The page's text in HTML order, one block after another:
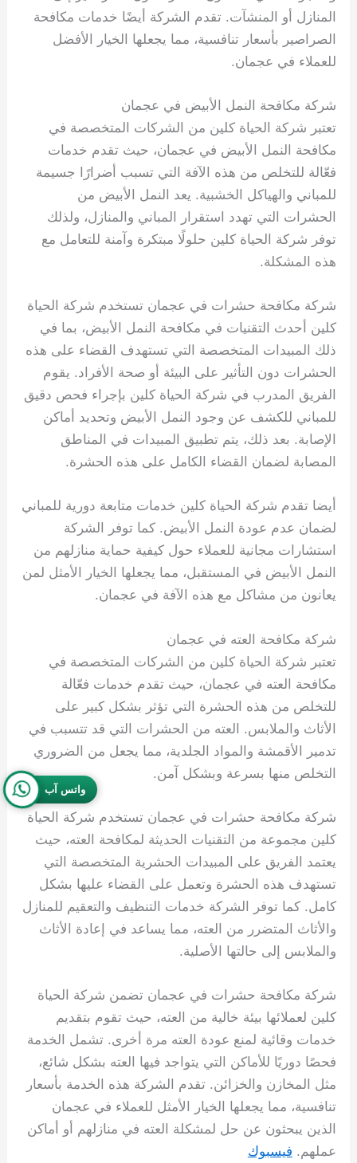
المنازل أو المنشآت. تقدم الشركة أيضًا خدمات مكافحة
الصراصير بأسعار تنافسية، مما يجعلها الخيار الأفضل
للعملاء في عجمان.
شركة مكافحة النمل الأبيض في عجمان
تعتبر شركة الحياة كلين من الشركات المتخصصة في
مكافحة النمل الأبيض في عجمان، حيث تقدم خدمات
فعّالة للتخلص من هذه الآفة التي تسبب أضرارًا جسيمة
للمباني والهياكل الخشبية. يعد النمل الأبيض من
الحشرات التي تهدد استقرار المباني والمنازل، ولذلك
توفر شركة الحياة كلين حلولًا مبتكرة وآمنة للتعامل مع
هذه المشكلة.
شركة مكافحة حشرات في عجمان تستخدم شركة الحياة
كلين أحدث التقنيات في مكافحة النمل الأبيض، بما في
ذلك المبيدات المتخصصة التي تستهدف القضاء على هذه
الحشرات دون التأثير على البيئة أو صحة الأفراد. يقوم
الفريق المدرب في شركة الحياة كلين بإجراء فحص دقيق
للمباني للكشف عن وجود النمل الأبيض وتحديد أماكن
الإصابة. بعد ذلك، يتم تطبيق المبيدات في المناطق
المصابة لضمان القضاء الكامل على هذه الحشرة.
أيضا تقدم شركة الحياة كلين خدمات متابعة دورية للمباني
لضمان عدم عودة النمل الأبيض. كما توفر الشركة
استشارات مجانية للعملاء حول كيفية حماية منازلهم من
النمل الأبيض في المستقبل، مما يجعلها الخيار الأمثل لمن
يعانون من مشاكل مع هذه الآفة في عجمان.
شركة مكافحة العته في عجمان
تعتبر شركة الحياة كلين من الشركات المتخصصة في
مكافحة العته في عجمان، حيث تقدم خدمات فعّالة
للتخلص من هذه الحشرة التي تؤثر بشكل كبير على
الأثاث والملابس. العته من الحشرات التي قد تتسبب في
تدمير الأقمشة والمواد الجلدية، مما يجعل من الضروري
التخلص منها بسرعة وبشكل آمن.
شركة مكافحة حشرات في عجمان تستخدم شركة الحياة
كلين مجموعة من التقنيات الحديثة لمكافحة العته، حيث
يعتمد الفريق على المبيدات الحشرية المتخصصة التي
تستهدف هذه الحشرة وتعمل على القضاء عليها بشكل
كامل. كما توفر الشركة خدمات التنظيف والتعقيم للمنازل
والأثاث المتضرر من العته، مما يساعد في إعادة الأثاث
والملابس إلى حالتها الأصلية.
شركة مكافحة حشرات في عجمان تضمن شركة الحياة
كلين لعملائها بيئة خالية من العته، حيث تقوم بتقديم
خدمات وقائية لمنع عودة العته مرة أخرى. تشمل الخدمة
فحصًا دوريًا للأماكن التي يتواجد فيها العته بشكل شائع،
مثل المخازن والخزائن. تقدم الشركة هذه الخدمة بأسعار
تنافسية، مما يجعلها الخيار الأمثل للعملاء في عجمان
الذين يبحثون عن حل لمشكلة العته في منازلهم أو أماكن
عملهم. فيسبوك
واتس آب